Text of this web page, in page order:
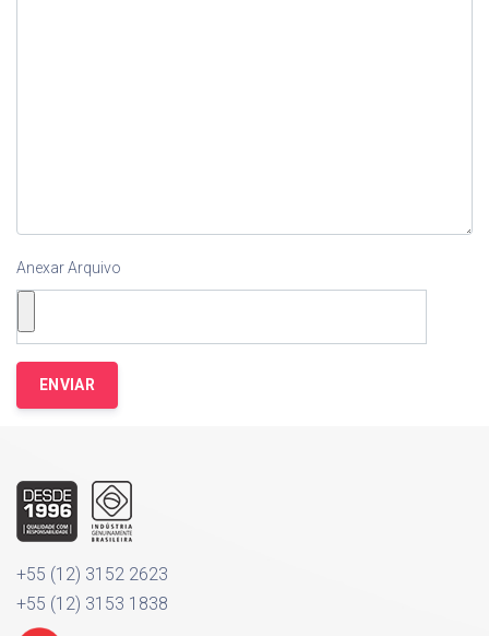
Anexar Arquivo
+55 (12) 3152 2623
+55 (12) 3153 1838